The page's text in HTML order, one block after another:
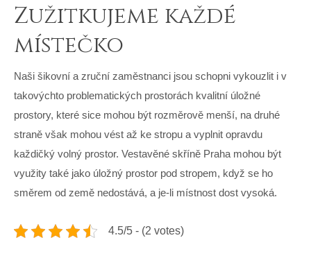
Zužitkujeme každé
místečko
Naši šikovní a zruční zaměstnanci jsou schopni vykouzlit i v
takovýchto problematických prostorách kvalitní úložné
prostory, které sice mohou být rozměrově menší, na druhé
straně však mohou vést až ke stropu a vyplnit opravdu
každičký volný prostor. Vestavěné skříně Prahamohou být
využity také jako úložný prostor pod stropem, když se ho
směrem od země nedostává, a je-li místnost dost vysoká.
4.5/5 - (2 votes)